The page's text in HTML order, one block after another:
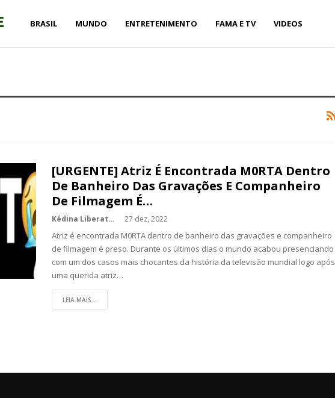
BRASIL MUNDO ENTRETENIMENTO FAMA E TV VIDEOS
[URGENTE] Atriz É Encontrada M0RTA Dentro
De Banheiro Das Gravações E Companheiro
De Filmagem É…
Kédina Liberato 27 dez, 2022
Atriz é encontrada M0RTA dentro de banheiro das gravações e companheiro
de filmagem é preso. Durante os últimos dias o mundo acabou presenciando
com um dos casos mais chocantes da história da televisão mundial logo após
uma querida atriz…
LEIA MAIS...